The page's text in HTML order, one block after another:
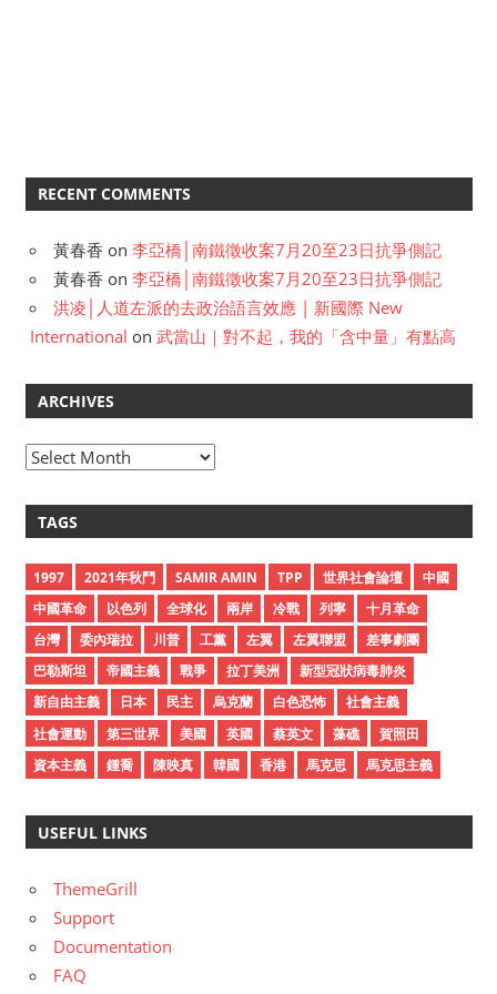
RECENT COMMENTS
黃春香 on 李亞橋│南鐵徵收案7月20至23日抗爭側記
黃春香 on 李亞橋│南鐵徵收案7月20至23日抗爭側記
洪凌│人道左派的去政治語言效應 | 新國際 New
International on 武當山｜對不起，我的「含中量」有點高
ARCHIVES
A
h
v
e
s
TAGS
1997 2021年秋鬥 SAMIR AMIN TPP 世界社會論壇
中國
中國革命
以色列 全球化 兩岸 冷戰 列寧
十月革命
台灣
委內瑞拉 川普 工黨 左翼 左翼聯盟
差事劇團
巴勒斯坦
帝國主義 戰爭 拉丁美洲
新型冠狀病毒肺炎
新自由主義
日本 民主 烏克蘭 白色恐怖
社會主義
社會運動
第三世界 美國 英國 蔡英文 藻礁
賀照田
資本主義
鍾喬 陳映真 韓國 香港 馬克思 馬克思主義
USEFUL LINKS
ThemeGrill
Support
Documentation
FAQ